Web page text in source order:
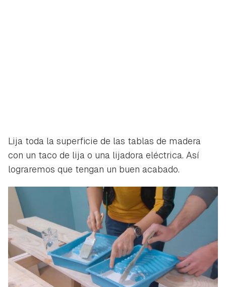
Lija toda la superficie de las tablas de madera
con un taco de lija o una lijadora eléctrica. Así
lograremos que tengan un buen acabado.